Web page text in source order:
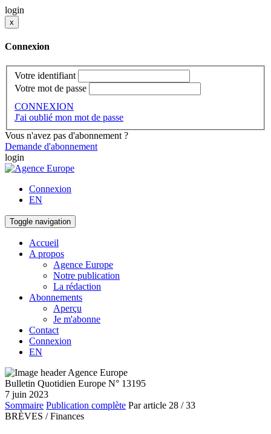
login
x
Connexion
Votre identifiant
Votre mot de passe
CONNEXION
J'ai oublié mon mot de passe
Vous n'avez pas d'abonnement ?
Demande d'abonnement
login
Connexion
EN
Toggle navigation
Accueil
A propos
Agence Europe
Notre publication
La rédaction
Abonnements
Aperçu
Je m'abonne
Contact
Connexion
EN
Bulletin Quotidien Europe N° 13195
7 juin 2023
Sommaire Publication complète Par article 28 / 33
BRÈVES / Finances